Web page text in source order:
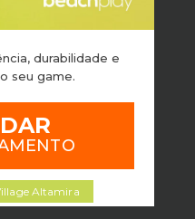
durabilidade e
seu game.
Altamira